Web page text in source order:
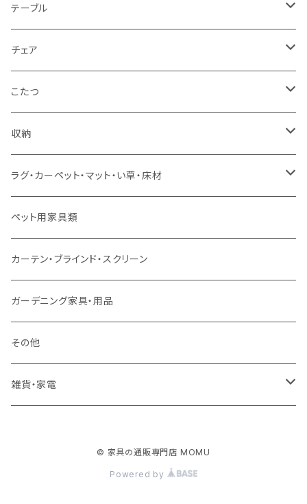
1人掛け
カウチソファ
コーナーソファ
ソファセット
スツール・オットマン
ソファ付属品
クッション・座椅子
セミダブルサイズ（フレームのみ）
ダブルサイズ（フレームのみ）
ワイドダブルサイズ以上（フレームのみ）
シングルサイズ以下（マットレス付）
セミダブルサイズ（マットレス付）
ダブルサイズ（マットレス付）
ダブルサイズ以上（マットレス付）
ロフトベッド
二段ベッド
マットレス
ダイニング3点セット以下
ダイニング4点セット
ダイニング5点・6点セット
ダイニング7点セット以上
テーブル
センターテーブル
ダイニングテーブル
カウンターテーブル
リフティングテーブル
サイドテーブル・コーヒーテーブル
デスク
チェア
ダイニングチェア
カウンターチェア
キッズチェア
オフィスチェア・ゲーミングチェア
ダイニングベンチ・スツール
こたつ
こたつテーブル
こたつ布団
コタツ・布団セット
収納
本棚・シェルフ
食器棚・収納庫
レンジ台・カウンター
ラック
TVボード
キャビネット・飾り棚
ラグ・カーペット・マット・い草・床材
マット・フロアタイル
ラグ
カーペット
ペット用家具類
カーテン・ブラインド・スクリーン
ガーデニング家具・用品
その他
雑貨・家電
© 家具の通販専門店 MOMU
Powered by